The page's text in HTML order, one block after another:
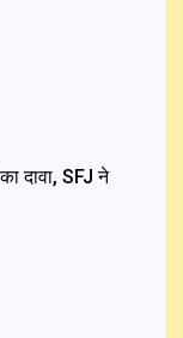
दावा, SFJ ने